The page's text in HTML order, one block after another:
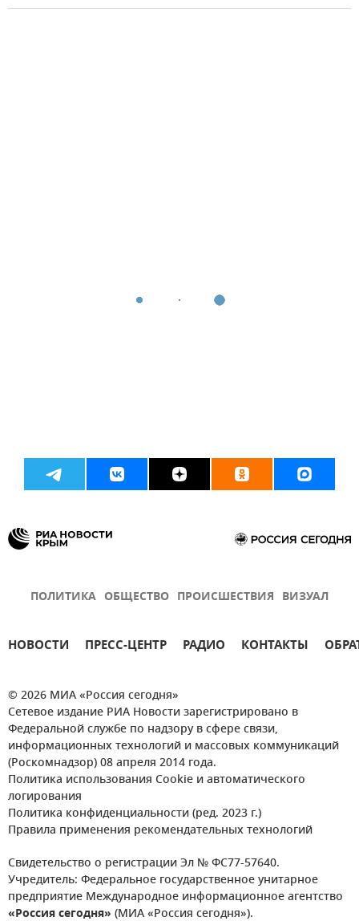
ПОЛИТИКА ОБЩЕСТВО ПРОИСШЕСТВИЯ ВИЗУАЛ
НОВОСТИ ПРЕСС-ЦЕНТР РАДИО КОНТАКТЫ
© 2026 МИА «Россия сегодня»
Сетевое издание РИА Новости зарегистрировано в
Федеральной службе по надзору в сфере связи,
информационных технологий и массовых коммуникаций
(Роскомнадзор) 08 апреля 2014 года.
Политика использования Cookie и автоматического
логирования
Политика конфиденциальности (ред. 2023 г.)
Правила применения рекомендательных технологий
Свидетельство о регистрации Эл № ФС77-57640.
Учредитель: Федеральное государственное унитарное
предприятие Международное информационное агентство
«Россия сегодня» (МИА «Россия сегодня»).